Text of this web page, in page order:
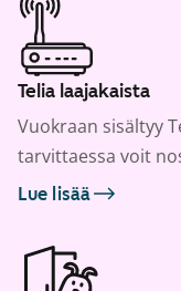
Telia laajakaista
Vuokraan sisältyy
tarvittaessa voit
Lue lisää